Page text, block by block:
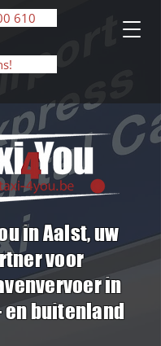
610
in Aalst, uw
voor
in
en buitenland